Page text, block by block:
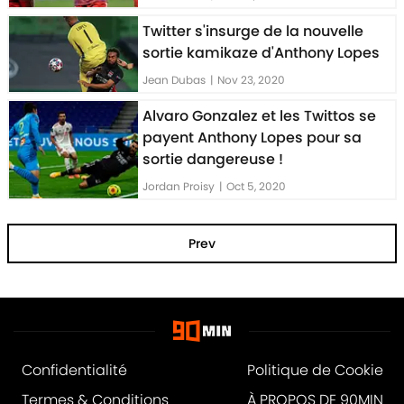
Twitter s'insurge de la nouvelle
sortie kamikaze d'Anthony Lopes
Jean Dubas | Nov 23, 2020
Alvaro Gonzalez et les Twittos se
payent Anthony Lopes pour sa
sortie dangereuse !
Jordan Proisy | Oct 5, 2020
Prev
Confidentialité
Politique de Cookie